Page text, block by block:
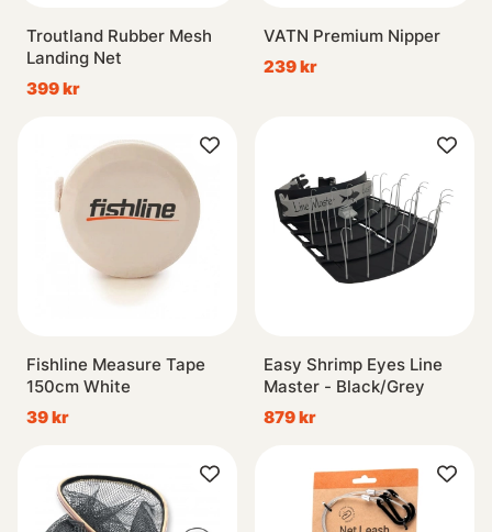
Troutland Rubber Mesh
Landing Net
399 kr
VATN Premium Nipper
239 kr
Fishline Measure Tape
150cm White
39 kr
Easy Shrimp Eyes Line
Master - Black/Grey
879 kr